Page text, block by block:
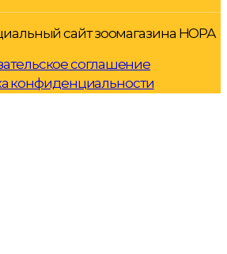
сайт зоомагазина НОРА
соглашение
конфиденциальности